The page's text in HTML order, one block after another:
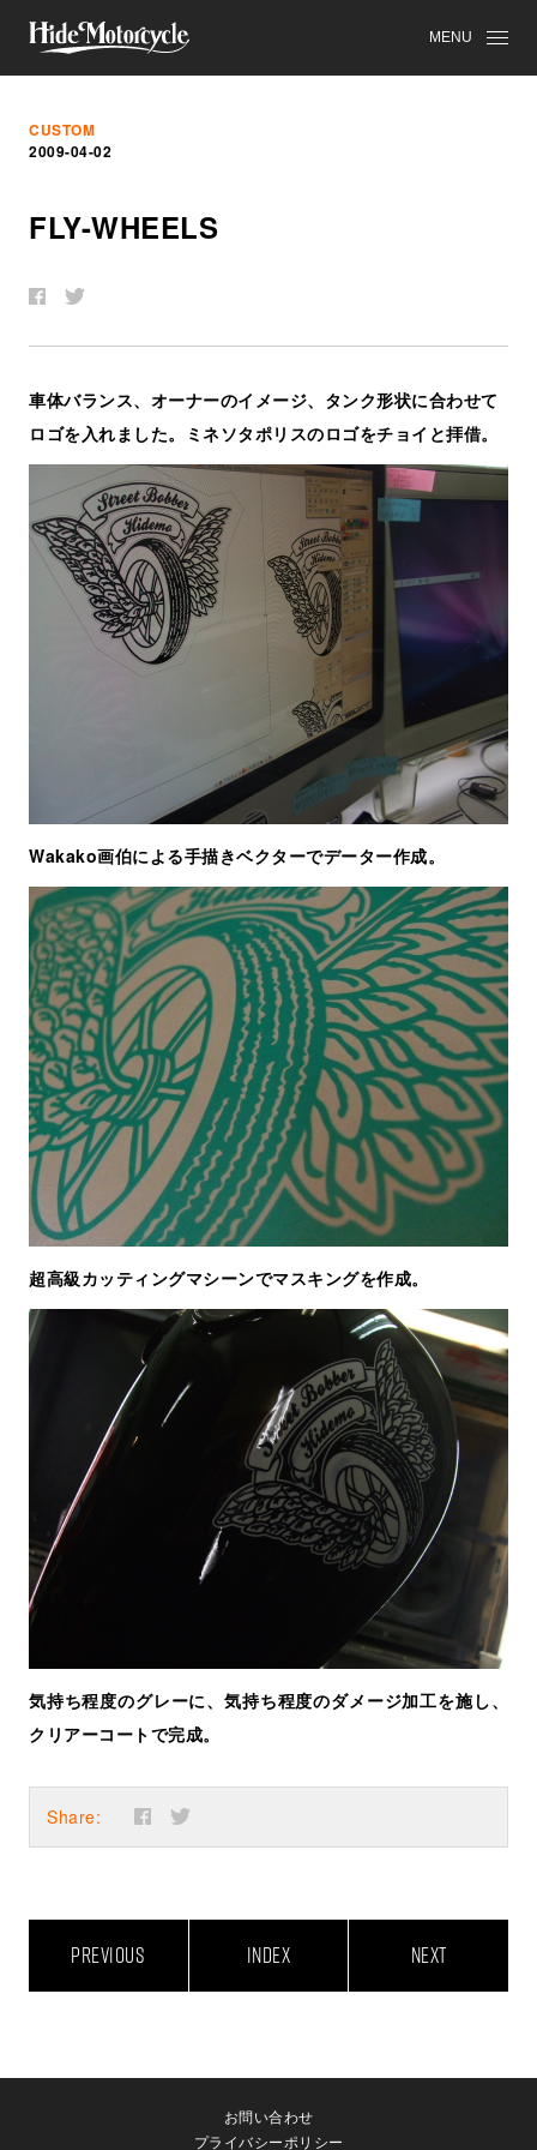
MENU
CUSTOM
2009-04-02
FLY-WHEELS
車体バランス、オーナーのイメージ、タンク形状に合わせて
ロゴを入れました。ミネソタポリスのロゴをチョイと拝借。
Wakako画伯による手描きベクターでデーター作成。
超高級カッティングマシーンでマスキングを作成。
気持ち程度のグレーに、気持ち程度のダメージ加工を施し、
クリアーコートで完成。
Share:
PREVIOUS INDEX NEXT
お問い合わせ
プライバシーポリシー